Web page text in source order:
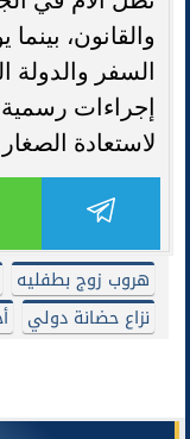
والقانون،
السفر والدولة
إجراءات رسمية
لاستعادة
هروب زوج بطفليه
نزاع حضانة دولي